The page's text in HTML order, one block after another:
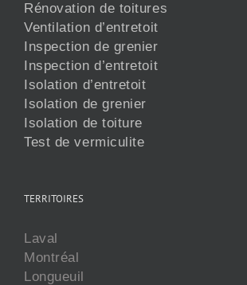
Rénovation de toitures
Ventilation d’entretoit
Inspection de grenier
Inspection d’entretoit
Isolation d’entretoit
Isolation de grenier
Isolation de toiture
Test de vermiculite
TERRITOIRES
Laval
Montréal
Longueuil